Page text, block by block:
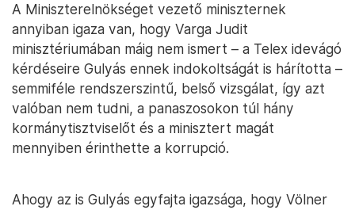
A Miniszterelnökséget vezető miniszternek
annyiban igaza van, hogy Varga Judit
minisztériumában máig nem ismert – a Telex idevágó
kérdéseire Gulyás ennek indokoltságát is hárította –
semmiféle rendszerszintű, belső vizsgálat, így azt
valóban nem tudni, a panaszosokon túl hány
kormánytisztviselőt és a minisztert magát
mennyiben érinthette a korrupció.
Ahogy az is Gulyás egyfajta igazsága, hogy Völner